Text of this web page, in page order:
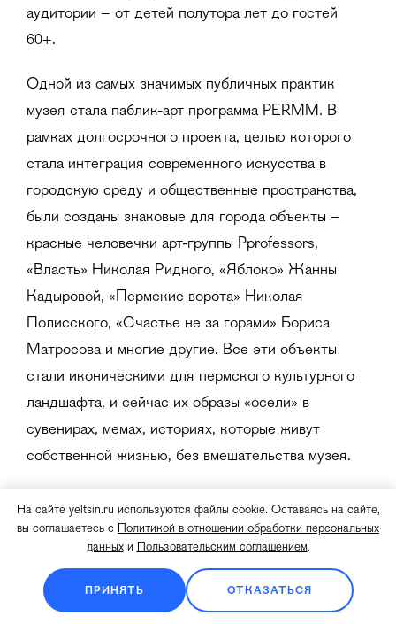
аудитории – от детей полутора лет до гостей
60+.
Одной из самых значимых публичных практик
музея стала паблик-арт программа PERMM. В
рамках долгосрочного проекта, целью которого
стала интеграция современного искусства в
городскую среду и общественные пространства,
были созданы знаковые для города объекты –
красные человечки арт-группы Pprofessors,
«Власть» Николая Ридного, «Яблоко» Жанны
Кадыровой, «Пермские ворота» Николая
Полисского, «Счастье не за горами» Бориса
Матросова и многие другие. Все эти объекты
стали иконическими для пермского культурного
ландшафта, и сейчас их образы «осели» в
сувенирах, мемах, историях, которые живут
собственной жизнью, без вмешательства музея.
КОМАНДА ПРОЕКТА
Исполнительный директор: Александр Дроздов
На сайте yeltsin.ru используются файлы cookie. Оставаясь на сайте,
вы соглашаетесь с
Политикой в отношении обработки персональных
данных и Пользовательским соглашением.
ПРИНЯТЬ ОТКАЗАТЬСЯ